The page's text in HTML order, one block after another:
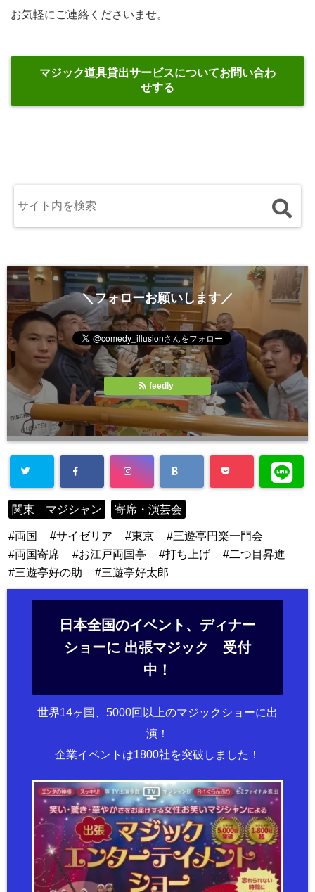
お気軽にご連絡くださいませ。
マジック道具貸出サービスについてお問い合わ
せする
＼フォローお願いします／
feedly
関東 マジシャン 寄席・演芸会
両国 サイゼリア 東京
三遊亭円楽一門会
両国寄席
お江戸両国亭 打ち上げ
二つ目昇進
三遊亭好の助
三遊亭好太郎
日本全国のイベント、ディナー
ショーに 出張マジック 受付
中！
世界14ヶ国、5000回以上のマジックショーに出
演！
企業イベントは1800社を突破しました！